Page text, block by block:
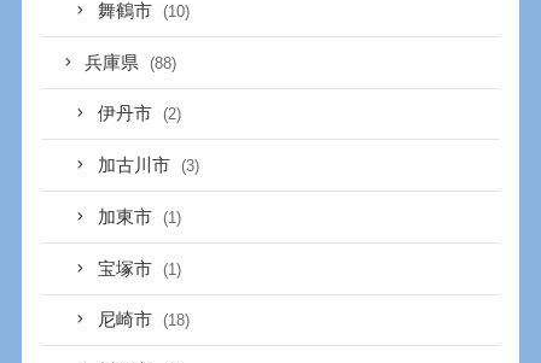
舞鶴市 (10)
兵庫県 (88)
伊丹市 (2)
加古川市 (3)
加東市 (1)
宝塚市 (1)
尼崎市 (18)